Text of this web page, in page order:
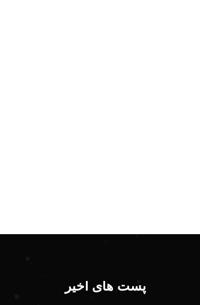
پست های اخیر